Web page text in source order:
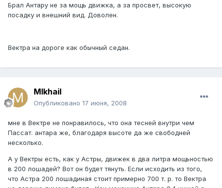
Брал Антару не за мощь движка, а за просвет, высокую
посадку и внешний вид. Доволен.
Вектра на дороге как обычный седан.
MIkhail
Опубликовано 17 июня, 2008
мне в Вектре не понравилось, что она тесней внутри чем
Пассат. антара же, благодаря высоте да же свободней
несколько.
А у Вектры есть, как у Астры, движек в два литра мощьностью
в 200 лошадей? Вот он будет тянуть. Если исходить из того,
что Астра 200 лошадиная стоит примерно 700 т. р. то Вектра